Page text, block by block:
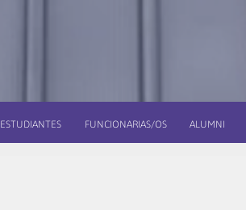
ESTUDIANTES FUNCIONARIAS/OS ALUMNI